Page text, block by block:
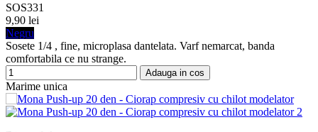
SOS331
9,90 lei
Negru
Sosete 1/4 , fine, microplasa dantelata. Varf nemarcat, banda
comfortabila ce nu strange.
Adauga in cos
Marime unica